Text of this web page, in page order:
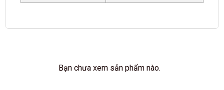
Bạn chưa xem sản phẩm nào.